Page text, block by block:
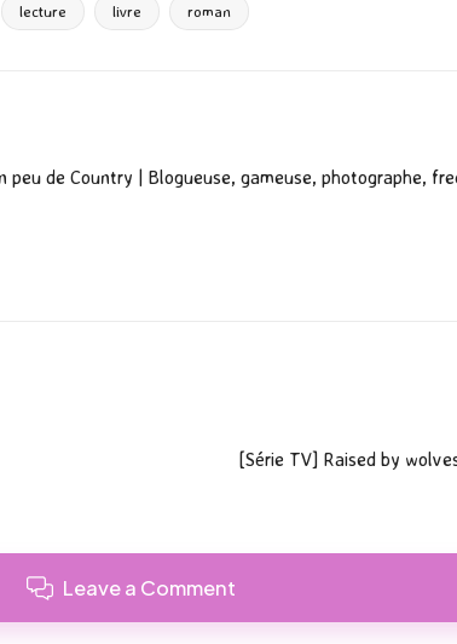
lecture livre roman
de Country | Blogueuse, gameuse, photographe,
[Série TV] Raised by
Leave a Comment